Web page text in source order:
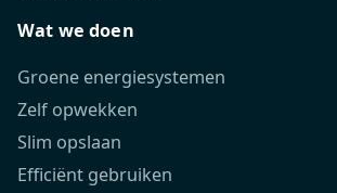
Wat we doen
Groene energiesystemen
Zelf opwekken
Slim opslaan
Efficiënt gebruiken